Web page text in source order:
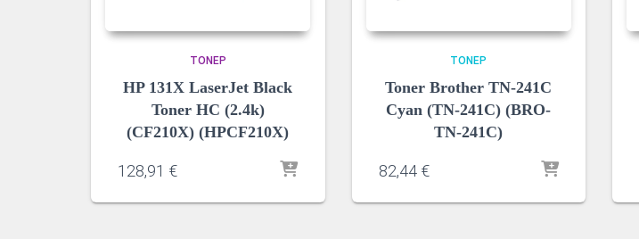
ΤΌΝΕΡ
HP 131X LaserJet Black
Toner HC (2.4k)
(CF210X) (HPCF210X)
128,91 €
ΤΌΝΕΡ
Toner Brother TN-241C
Cyan (TN-241C) (BRO-
TN-241C)
82,44 €